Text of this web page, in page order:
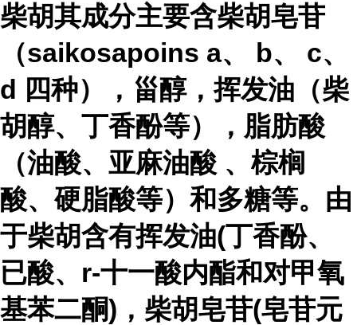
柴胡其成分主要含柴胡皂苷
（saikosapoins a、 b、 c、
d 四种），甾醇，挥发油（柴
胡醇、丁香酚等），脂肪酸
（油酸、 亚麻油酸 、棕榈
酸、硬脂酸等）和多糖等。由
于柴胡含有挥发油(丁香酚、
已酸、r-十一酸内酯和对甲氧
基苯二酮)，柴胡皂苷(皂苷元